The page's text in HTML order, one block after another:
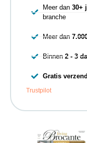
Meer dan 30+
branche
Meer dan
Binnen 2 - 3
Gratis
Trustpilot